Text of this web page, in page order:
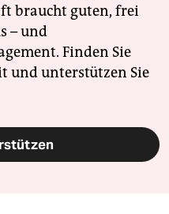
braucht guten, frei
– und
Finden Sie
und unterstützen Sie